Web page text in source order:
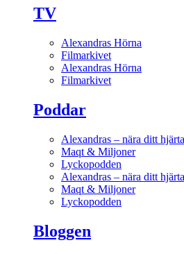
TV
Alexandras Hörna
Filmarkivet
Alexandras Hörna
Filmarkivet
Poddar
Alexandras – nära ditt hjärta
Maqt & Miljoner
Lyckopodden
Alexandras – nära ditt hjärta
Maqt & Miljoner
Lyckopodden
Bloggen